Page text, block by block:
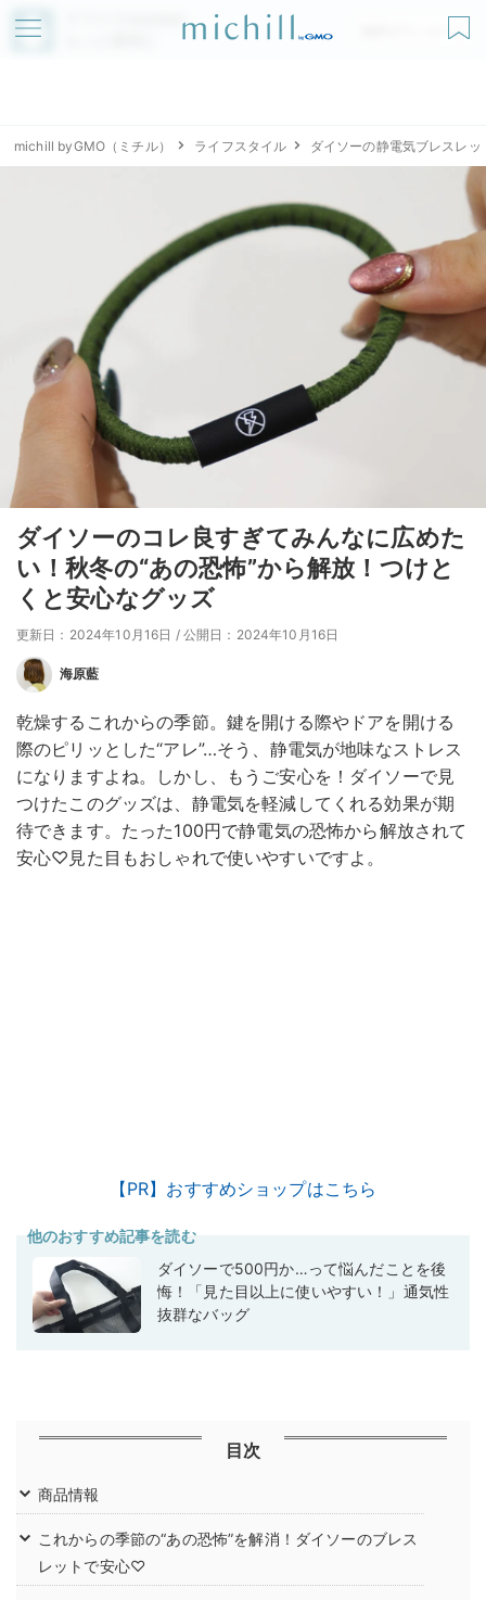
アプリでmichillが
無料ダウンロード
michill byGMO（ミチル） ライフスタイル ダイソーの静電気ブレスレッ
ダイソーのコレ良すぎてみんなに広めた
い！秋冬の“あの恐怖”から解放！つけと
くと安心なグッズ
更新日：2024年10月16日 / 公開日：2024年10月16日
海原藍
乾燥するこれからの季節。鍵を開ける際やドアを開ける
際のピリッとした“アレ”…そう、静電気が地味なストレス
になりますよね。しかし、もうご安心を！ダイソーで見
つけたこのグッズは、静電気を軽減してくれる効果が期
待できます。たった100円で静電気の恐怖から解放されて
安心♡見た目もおしゃれで使いやすいですよ。
【PR】おすすめショップはこちら
他のおすすめ記事を読む
ダイソーで500円か…って悩んだことを後
悔！「見た目以上に使いやすい！」通気性
抜群なバッグ
目次
商品情報
これからの季節の“あの恐怖”を解消！ダイソーのブレス
レットで安心♡